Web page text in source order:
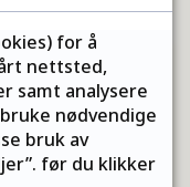
for å
nettsted,
samt analysere
nødvendige
bruk av
før du klikker